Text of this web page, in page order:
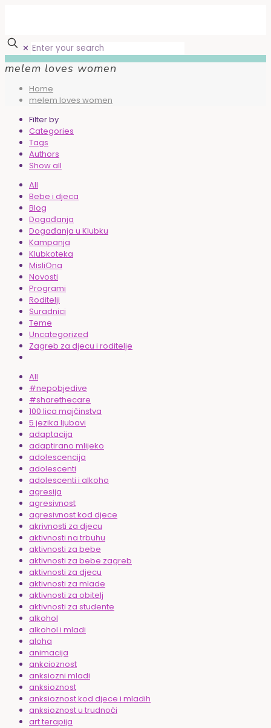
✕
melem loves women
Home
melem loves women
Filter by
Categories
Tags
Authors
Show all
All
Bebe i djeca
Blog
Događanja
Događanja u Klubku
Kampanja
Klubkoteka
MisliOna
Novosti
Programi
Roditelji
Suradnici
Teme
Uncategorized
Zagreb za djecu i roditelje
All
#nepobjedive
#sharethecare
100 lica majčinstva
5 jezika ljubavi
adaptacija
adaptirano mlijeko
adolescencija
adolescenti
adolescenti i alkoho
agresija
agresivnost
agresivnost kod djece
akrivnosti za djecu
aktivnosti na trbuhu
aktivnosti za bebe
aktivnosti za bebe zagreb
aktivnosti za djecu
aktivnosti za mlade
aktivnosti za obitelj
aktivnosti za studente
alkohol
alkohol i mladi
aloha
animacija
ankcioznost
anksiozni mladi
anksioznost
anksioznost kod djece i mladih
anksioznost u trudnoći
art terapija